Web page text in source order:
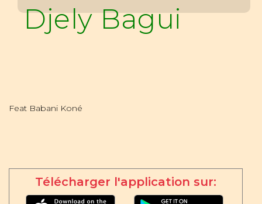
Djely Bagui
Feat Babani Koné
Télécharger l'application sur: